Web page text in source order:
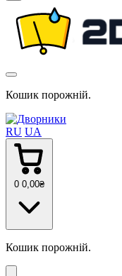
Кошик порожній.
RU UA
0 0 ,00₴
Кошик порожній.